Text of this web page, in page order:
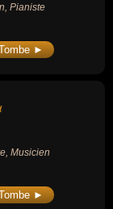
Pianiste
►
Musicien
►